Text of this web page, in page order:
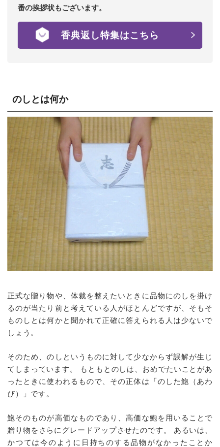
番の挨拶状もございます。
香典返し特集はこちら
のしとは何か
正式な贈り物や、体裁を整えたいときに品物にのしを掛け
るのが当たり前と考えている人がほとんどですが、そもそ
ものしとは何かと聞かれて正確に答えられる人は少ないで
しょう。
そのため、のしというものに対して少なからず誤解が生じ
てしまっています。 もともとのしは、おめでたいことがあ
ったときに使われるもので、その正体は「のした鮑（あわ
び）」です。
鮑そのものが高価なものであり、高価な鮑を用いることで
贈り物をさらにグレードアップさせたのです。 あるいは、
かつては今のように日持ちのする品物がなかったことか